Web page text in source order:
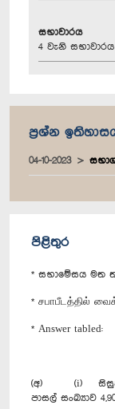
සභාවාරය
4 වැනි සභාවාරය
ප්‍රශ්න
04-10-2023
පිළිතුර
* සභාමේසය මත
* சபாபீடத்தில்
* Answer tabled:
(අ) (i) සිසුන්
පාසල් සංඛ්‍යාව